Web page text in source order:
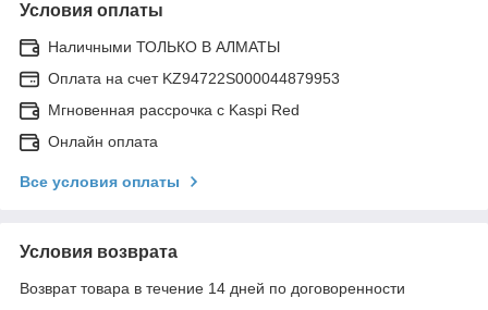
Условия оплаты
Наличными ТОЛЬКО В АЛМАТЫ
Оплата на счет KZ94722S000044879953
Мгновенная рассрочка с Kaspi Red
Онлайн оплата
Все условия оплаты
Условия возврата
Возврат товара в течение 14 дней по договоренности